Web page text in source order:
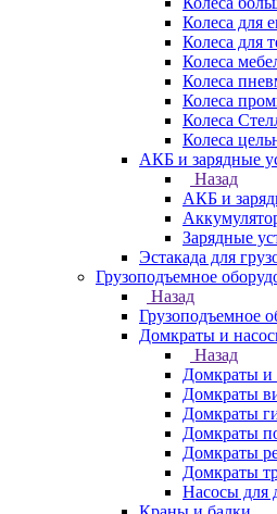
Колеса для
Колеса для
Колеса
Колеса
Колеса
Колеса
Колеса
АКБ и зарядные
Назад
АКБ и
Зарядные
Эстакада для
Грузоподъемное
Назад
Грузоподъемное
Домкраты и
Назад
Домкраты и
Домкраты
Домкраты
Домкраты
Домкраты
Домкраты
Насосы для